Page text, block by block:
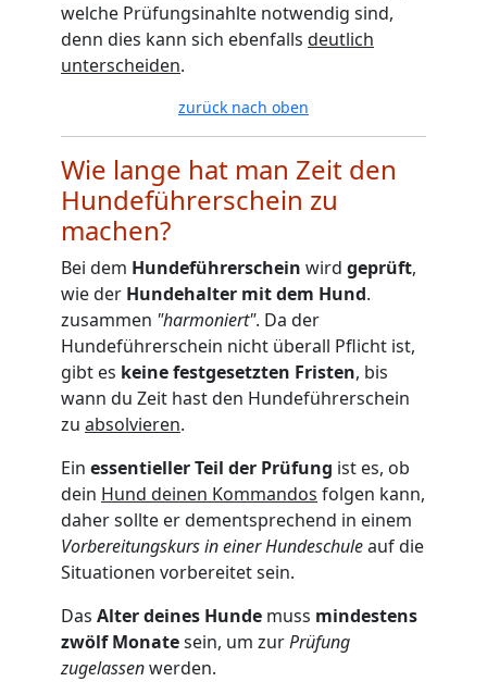
welche Prüfungsinahlte notwendig sind,
denn dies kann sich ebenfalls deutlich
unterscheiden.
zurück nach oben
Wie lange hat man Zeit den
Hundeführerschein zu
machen?
Bei dem Hundeführerschein wird geprüft,
wie der Hundehalter mit dem Hund.
zusammen "harmoniert". Da der
Hundeführerschein nicht überall Pflicht ist,
gibt es keine festgesetzten Fristen, bis
wann du Zeit hast den Hundeführerschein
zu absolvieren.
Ein essentieller Teil der Prüfung ist es, ob
dein Hund deinen Kommandos folgen kann,
daher sollte er dementsprechend in einem
Vorbereitungskurs in einer Hundeschuleauf die
Situationen vorbereitet sein.
Das Alter deines Hunde muss mindestens
zwölf Monatesein, um zurPrüfung
zugelassenwerden.